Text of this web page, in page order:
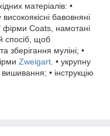
матеріалів: •
бавовняні
фірми Coats, намотані
спосіб, щоб
зберігання муліні; •
Zweigart . • укрупну
• інструкцію